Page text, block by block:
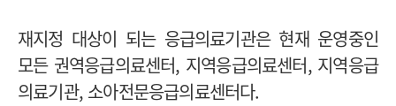
재지정 대상이 되는 응급의료기관은 현재 운영중인
모든 권역응급의료센터, 지역응급의료센터, 지역응급
의료기관, 소아전문응급의료센터다.